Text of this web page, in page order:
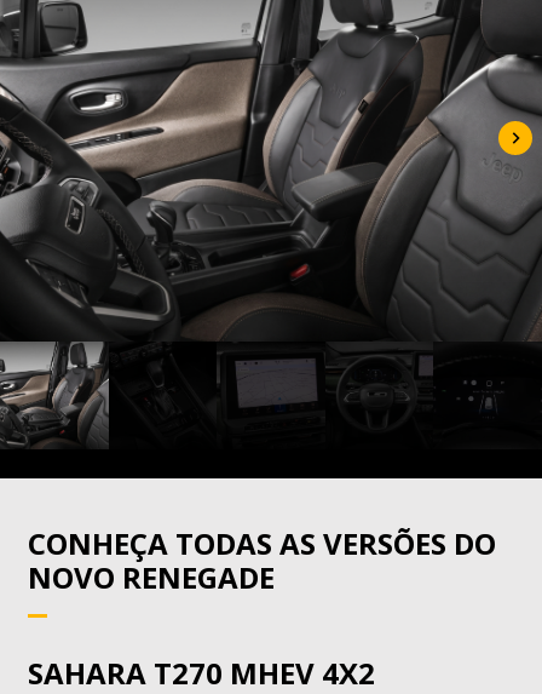
CONHEÇA TODAS AS VERSÕES DO
NOVO RENEGADE
SAHARA T270 MHEV 4X2